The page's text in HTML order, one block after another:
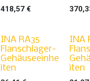
418,57 €
INA RA35
Flanschlager-
Gehäuseeinhe
iten
INA
iten